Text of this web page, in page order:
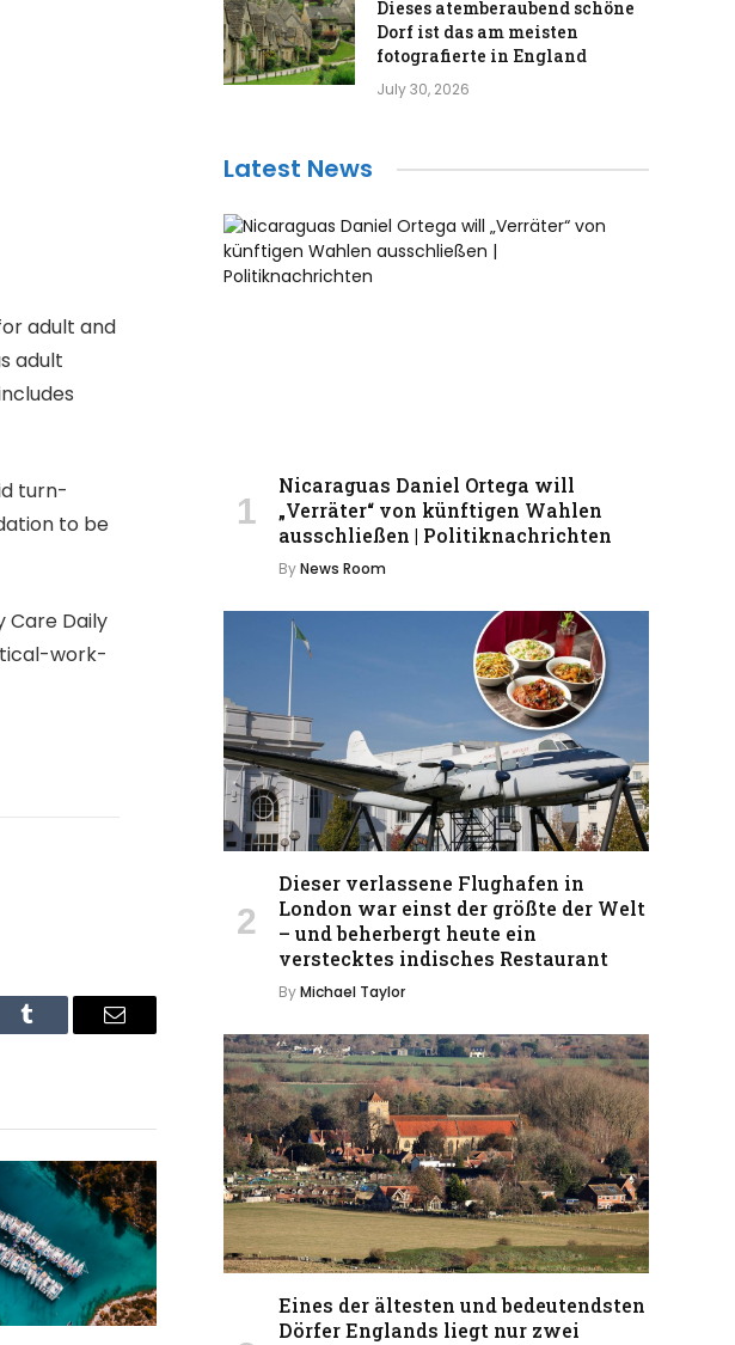
adult and
adult
turn-
to be
Care Daily
work-
Tumblr Email
Dieses atemberaubend schöne
Dorf ist das am meisten
fotografierte in England
July 30, 2026
Latest News
Nicaraguas Daniel Ortega will
„Verräter“ von künftigen Wahlen
ausschließen | Politiknachrichten
ByNews Room
Dieser verlassene Flughafen in
London war einst der größte der Welt
– und beherbergt heute ein
verstecktes indisches Restaurant
ByMichael Taylor
Eines der ältesten und bedeutendsten
Dörfer Englands liegt nur zwei